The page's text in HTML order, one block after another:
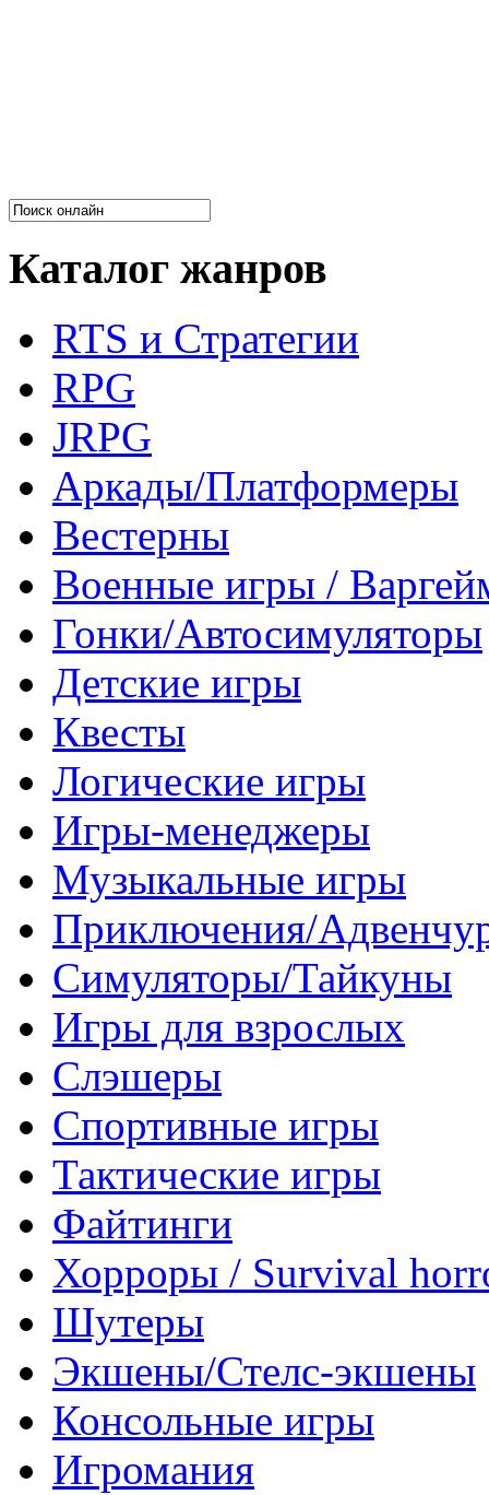
Каталог жанров
RTS и Стратегии
RPG
JRPG
Аркады/Платформеры
Вестерны
Военные игры /
Гонки/Автосимуляторы
Детские игры
Квесты
Логические игры
Игры-менеджеры
Музыкальные игры
Приключения/
Симуляторы/Тайкуны
Игры для взрослых
Слэшеры
Спортивные игры
Тактические игры
Файтинги
Хорроры / Survival
Шутеры
Экшены/Стелс-экшены
Консольные игры
Игромания